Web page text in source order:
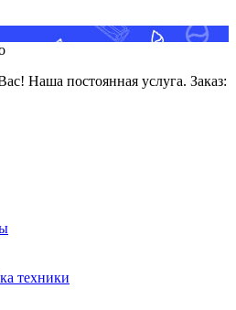
Наша постоянная услуга. Заказ:
техники